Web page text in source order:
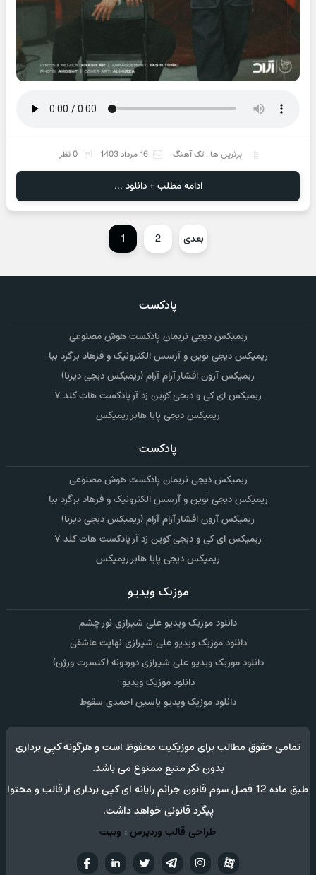
برترین ها ، تک آهنگ 16 مرداد 1403 0 نظر
ادامه مطلب + دانلود ...
1 2 بعدی
پادکست
ریمیکس دیجی نریمان پادکست هوش مصنوعی
ریمیکس دیجی نوین و آرسس الکترونیک و فرهاد برگرد بیا
ریمیکس آرون افشار آرام آرام (ریمیکس دیجی دیزنا)
ریمیکس ای کی و دیجی کوین زد آر پادکست هات کلد ۷
ریمیکس دیجی پایا هابر ریمیکس
پادکست
ریمیکس دیجی نریمان پادکست هوش مصنوعی
ریمیکس دیجی نوین و آرسس الکترونیک و فرهاد برگرد بیا
ریمیکس آرون افشار آرام آرام (ریمیکس دیجی دیزنا)
ریمیکس ای کی و دیجی کوین زد آر پادکست هات کلد ۷
ریمیکس دیجی پایا هابر ریمیکس
موزیک ویدیو
دانلود موزیک ویدیو علی شیرازی نور چشم
دانلود موزیک ویدیو علی شیرازی نهایت عاشقی
دانلود موزیک ویدیو علی شیرازی دوردونه (کنسرت ورژن)
دانلود موزیک ویدیو
دانلود موزیک ویدیو یاسین احمدی سقوط
تمامی حقوق مطالب برای موزیکیت محفوظ است و هرگونه کپی برداری
بدون ذکر منبع ممنوع می باشد.
طبق ماده 12 فصل سوم قانون جرائم رایانه ای کپی برداری از قالب و محتوا
پیگرد قانونی خواهد داشت.
طراحی قالب وردپرس: وبیت
تويترتلگراماینستاگرام آپارات